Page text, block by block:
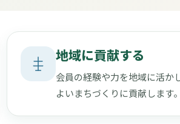
地域に貢献する
会員の経験や力を地域に活か
よいまちづくりに貢献します。